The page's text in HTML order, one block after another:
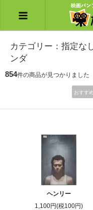
カテゴリー：指定な
ンダ
854件の商品が見つかりました
おすす
ヘンリー
1,100円(税100円)